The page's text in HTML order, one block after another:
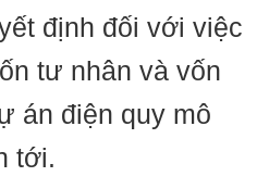
định đối với việc
tư nhân và vốn
án điện quy mô
tới.